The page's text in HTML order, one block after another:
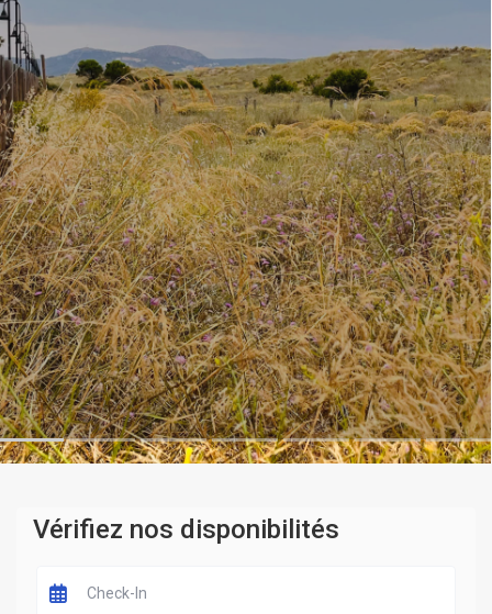
Vérifiez nos disponibilités